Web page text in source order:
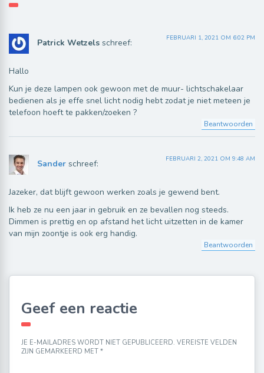
Patrick Wetzels schreef: FEBRUARI 1, 2021 OM 6:02 PM
Hallo
Kun je deze lampen ook gewoon met de muur- lichtschakelaar
bedienen als je effe snel licht nodig hebt zodat je niet meteen je
telefoon hoeft te pakken/zoeken ?
Beantwoorden
Sander schreef: FEBRUARI 2, 2021 OM 9:48 AM
Jazeker, dat blijft gewoon werken zoals je gewend bent.
Ik heb ze nu een jaar in gebruik en ze bevallen nog steeds.
Dimmen is prettig en op afstand het licht uitzetten in de kamer
van mijn zoontje is ook erg handig.
Beantwoorden
Geef een reactie
JE E-MAILADRES WORDT NIET GEPUBLICEERD. VEREISTE VELDEN
ZIJN GEMARKEERD MET *